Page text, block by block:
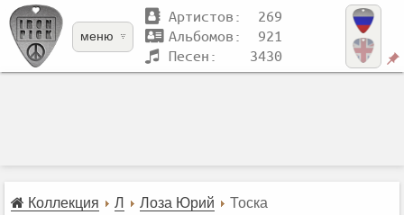
меню
Артистов: 269
Альбомов: 921
Песен: 3430
Коллекция Л Лоза Юрий Тоска